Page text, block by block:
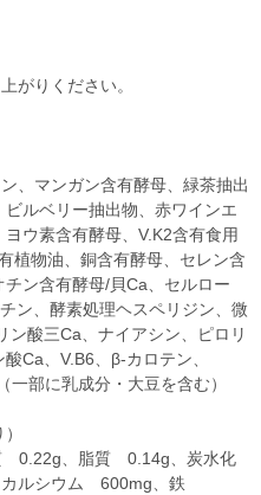
がりください。
、マンガン含有酵母、緑茶抽出
ルベリー抽出物、赤ワインエ
ウ素含有酵母、V.K2含有食用
植物油、銅含有酵母、セレン含
ン含有酵母/貝Ca、セルロー
ン、酵素処理ヘスペリジン、微
ン酸三Ca、ナイアシン、ピロリ
Ca、V.B6、β-カロテン、
一部に乳成分・大豆を含む）
0.22g、脂質 0.14g、炭水化
ルシウム 600mg、鉄